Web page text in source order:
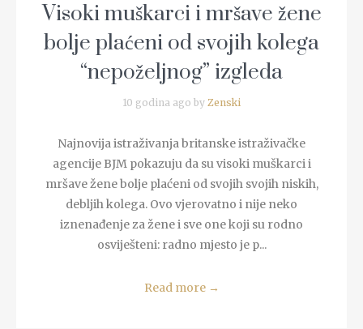
Visoki muškarci i mršave žene
bolje plaćeni od svojih kolega
“nepoželjnog” izgleda
10 godina ago by Zenski
Najnovija istraživanja britanske istraživačke
agencije BJM pokazuju da su visoki muškarci i
mršave žene bolje plaćeni od svojih svojih niskih,
debljih kolega. Ovo vjerovatno i nije neko
iznenađenje za žene i sve one koji su rodno
osviješteni: radno mjesto je p...
Read more →